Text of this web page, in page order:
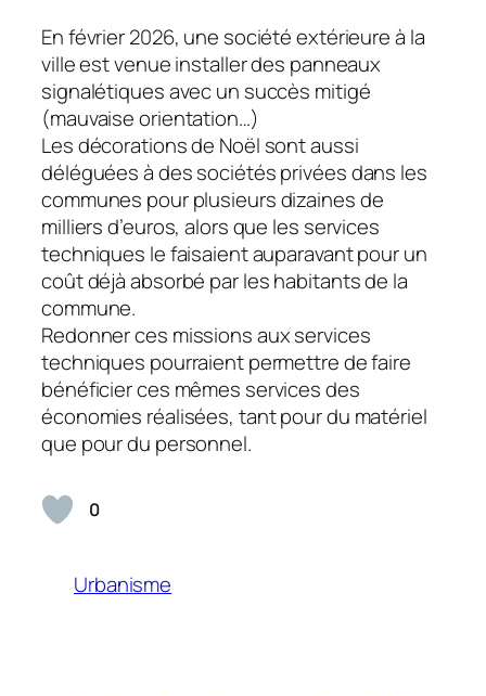
En février 2026, une société extérieure à la
ville est venue installer des panneaux
signalétiques avec un succès mitigé
(mauvaise orientation…)
Les décorations de Noël sont aussi
déléguées à des sociétés privées dans les
communes pour plusieurs dizaines de
milliers d’euros, alors que les services
techniques le faisaient auparavant pour un
coût déjà absorbé par les habitants de la
commune.
Redonner ces missions aux services
techniques pourraient permettre de faire
bénéficier ces mêmes services des
économies réalisées, tant pour du matériel
que pour du personnel.
0
Urbanisme